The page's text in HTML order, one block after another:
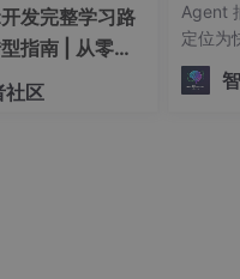
迭代
：
发完整学习路
指南 | 从零到
系统
社区
Agent
定位为
将复杂
ph。